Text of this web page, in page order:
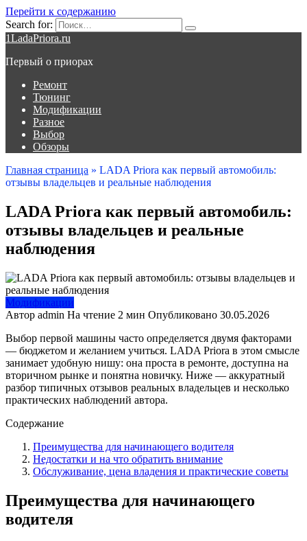
Перейти к содержанию
Search for:
1LadaPriora.ru
Первый о приорах
Ремонт
Тюнинг
Модификации
Разное
Выбор
Обзоры
Главная страница » LADA Priora как первый автомобиль:
отзывы владельцев и реальные наблюдения
LADA Priora как первый автомобиль:
отзывы владельцев и реальные
наблюдения
Модификации
Автор admin На чтение 2 мин Опубликовано 30.05.2026
Выбор первой машины часто определяется двумя факторами
— бюджетом и желанием учиться. LADA Priora в этом смысле
занимает удобную нишу: она проста в ремонте, доступна на
вторичном рынке и понятна новичку. Ниже — аккуратный
разбор типичных отзывов реальных владельцев и несколько
практических наблюдений автора.
Содержание
Преимущества для начинающего водителя
Недостатки и на что обратить внимание
Обслуживание, цена владения и практические советы
Преимущества для начинающего
водителя